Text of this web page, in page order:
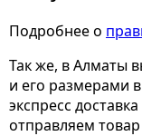
Подробнее о
Так же, в Алматы
и его размерами
экспресс
отправляем